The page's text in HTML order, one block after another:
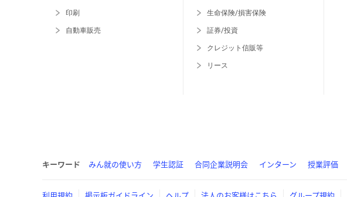
印刷
自動車販売
生命保険/損害保険
証券/投資
クレジット信販等
リース
キーワード みん就の使い方 学生認証 合同企業説明会 インターン 授業評価